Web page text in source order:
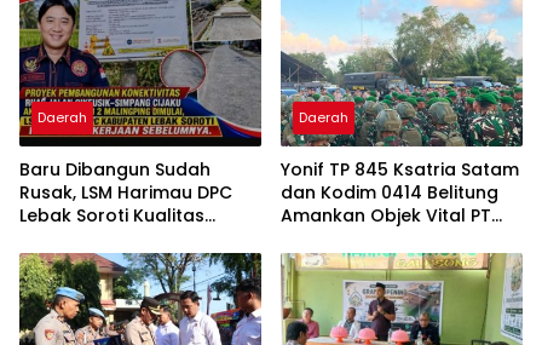
Daerah
Baru Dibangun Sudah
Rusak, LSM Harimau DPC
Lebak Soroti Kualitas
Cikeusik-Simpang Cijaku
Daerah
Yonif TP 845 Ksatria Satam
dan Kodim 0414 Belitung
Amankan Objek Vital PT
Penambang